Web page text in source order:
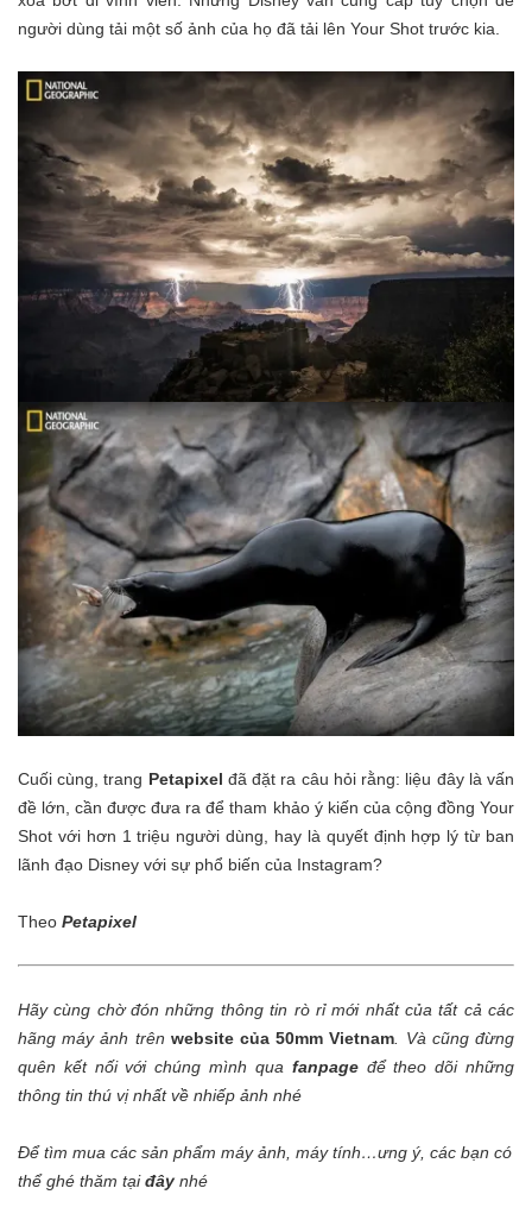
người dùng tải một số ảnh của họ đã tải lên Your Shot trước kia.
Cuối cùng, trang Petapixel đã đặt ra câu hỏi rằng: liệu đây là vấn
đề lớn, cần được đưa ra để tham khảo ý kiến của cộng đồng Your
Shot với hơn 1 triệu người dùng, hay là quyết định hợp lý từ ban
lãnh đạo Disney với sự phổ biến của Instagram?
Theo Petapixel
Hãy cùng chờ đón những thông tin rò rỉ mới nhất của tất cả các
hãng máy ảnh trên website của 50mm Vietnam
Và cũng đừng
quên kết nối với chúng mình qua fanpageđể theo dõi những
thông tin thú vị nhất về nhiếp ảnh nhé
Để tìm mua các sản phẩm máy ảnh, máy tính…ưng ý, các bạn có
thể ghé thăm tạiđây nhé